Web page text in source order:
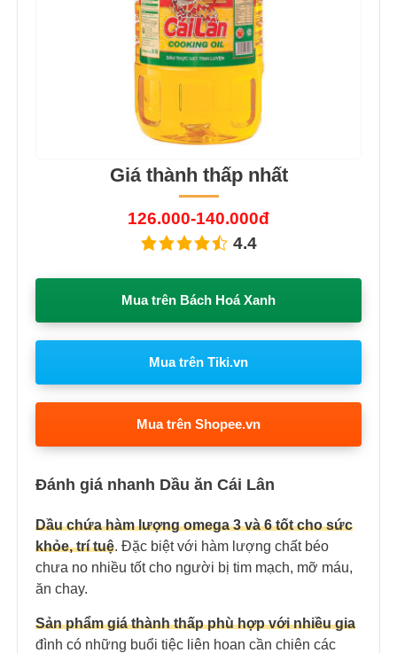
Giá thành thấp nhất
126.000-140.000đ
4.4
Mua trên Bách Hoá Xanh
Mua trên Tiki.vn
Mua trên Shopee.vn
Đánh giá nhanh Dầu ăn Cái Lân
Dầu chứa hàm lượng omega 3 và 6 tốt cho sức
khỏe, trí tuệ. Đặc biệt với hàm lượng chất béo
chưa no nhiều tốt cho người bị tim mạch, mỡ máu,
ăn chay.
Sản phẩm giá thành thấp phù hợp với nhiều gia
đình có những buổi tiệc liên hoan cần chiên các